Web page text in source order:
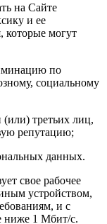
на Сайте
и ее
которые могут
по
социальному
третьих лиц,
репутацию;
данных.
свое рабочее
устройством,
и с
ниже 1 Мбит/с.